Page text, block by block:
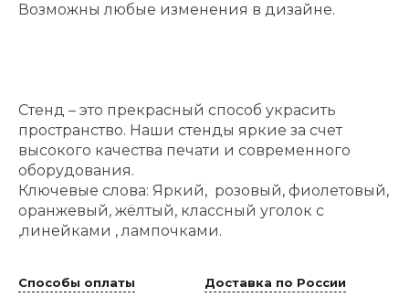
Возможны любые изменения в дизайне.
Стенд – это прекрасный способ украсить
пространство. Наши стенды яркие за счет
высокого качества печати и современного
оборудования.
Ключевые слова: Яркий, розовый, фиолетовый,
оранжевый, жёлтый, классный уголок с
,линейками , лампочками.
Способы оплаты Доставка по России